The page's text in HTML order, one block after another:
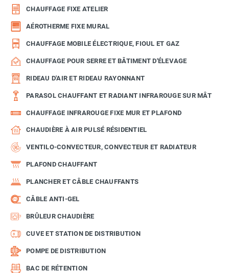
CHAUFFAGE FIXE ATELIER
AÉROTHERME FIXE MURAL
CHAUFFAGE MOBILE ÉLECTRIQUE, FIOUL ET GAZ
CHAUFFAGE POUR SERRE ET BÂTIMENT D'ÉLEVAGE
RIDEAU D'AIR ET RIDEAU RAYONNANT
PARASOL CHAUFFANT ET RADIANT INFRAROUGE SUR MÂT
CHAUFFAGE INFRAROUGE FIXE MUR ET PLAFOND
CHAUDIÈRE À AIR PULSÉ RÉSIDENTIEL
VENTILO-CONVECTEUR, CONVECTEUR ET RADIATEUR
PLAFOND CHAUFFANT
PLANCHER ET CÂBLE CHAUFFANTS
CÂBLE ANTI-GEL
BRÛLEUR CHAUDIÈRE
CUVE ET STATION DE DISTRIBUTION
POMPE DE DISTRIBUTION
BAC DE RÉTENTION